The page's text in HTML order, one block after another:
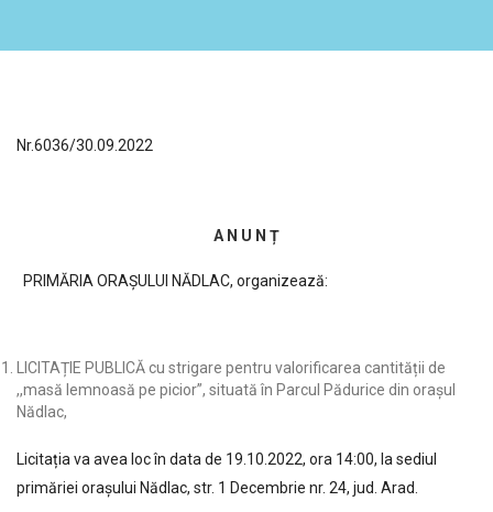
Nr.6036/30.09.2022
A N U N Ț
PRIMĂRIA ORAȘULUI NĂDLAC, organizează:
LICITAȚIE PUBLICĂ cu strigare pentru valorificarea cantității de
,,masă lemnoasă pe picior”, situată în Parcul Pădurice din orașul
Nădlac,
Licitația va avea loc în data de 19.10.2022, ora 14:00, la sediul
primăriei orașului Nădlac, str. 1 Decembrie nr. 24, jud. Arad.